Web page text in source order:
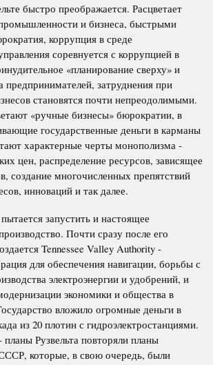
быстро преображается. Расцветает
и бизнеса, быстрыми
коррупция в среде
соревнуется с коррупцией в
«планирование сверху» и
предпринимателей, затруднения при
становятся почти непреодолимыми.
«ручные бизнесы» бюрократии, в
государственные деньги в карманы
характерные черты монополизма -
цен, распределение ресурсов, зависящее
создание многочисленных препятствий
инноваций и так далее.
запустить и настоящее
Почти сразу после его
Tennessee Valley Authority -
для обеспечения навигации, борьбы с
электроэнергии и удобрений, и
экономики и общества в
вложило огромные деньги в
из 20 плотин с гидроэлектростанциями.
планы Рузвельта повторяли планы
которые, в свою очередь, были